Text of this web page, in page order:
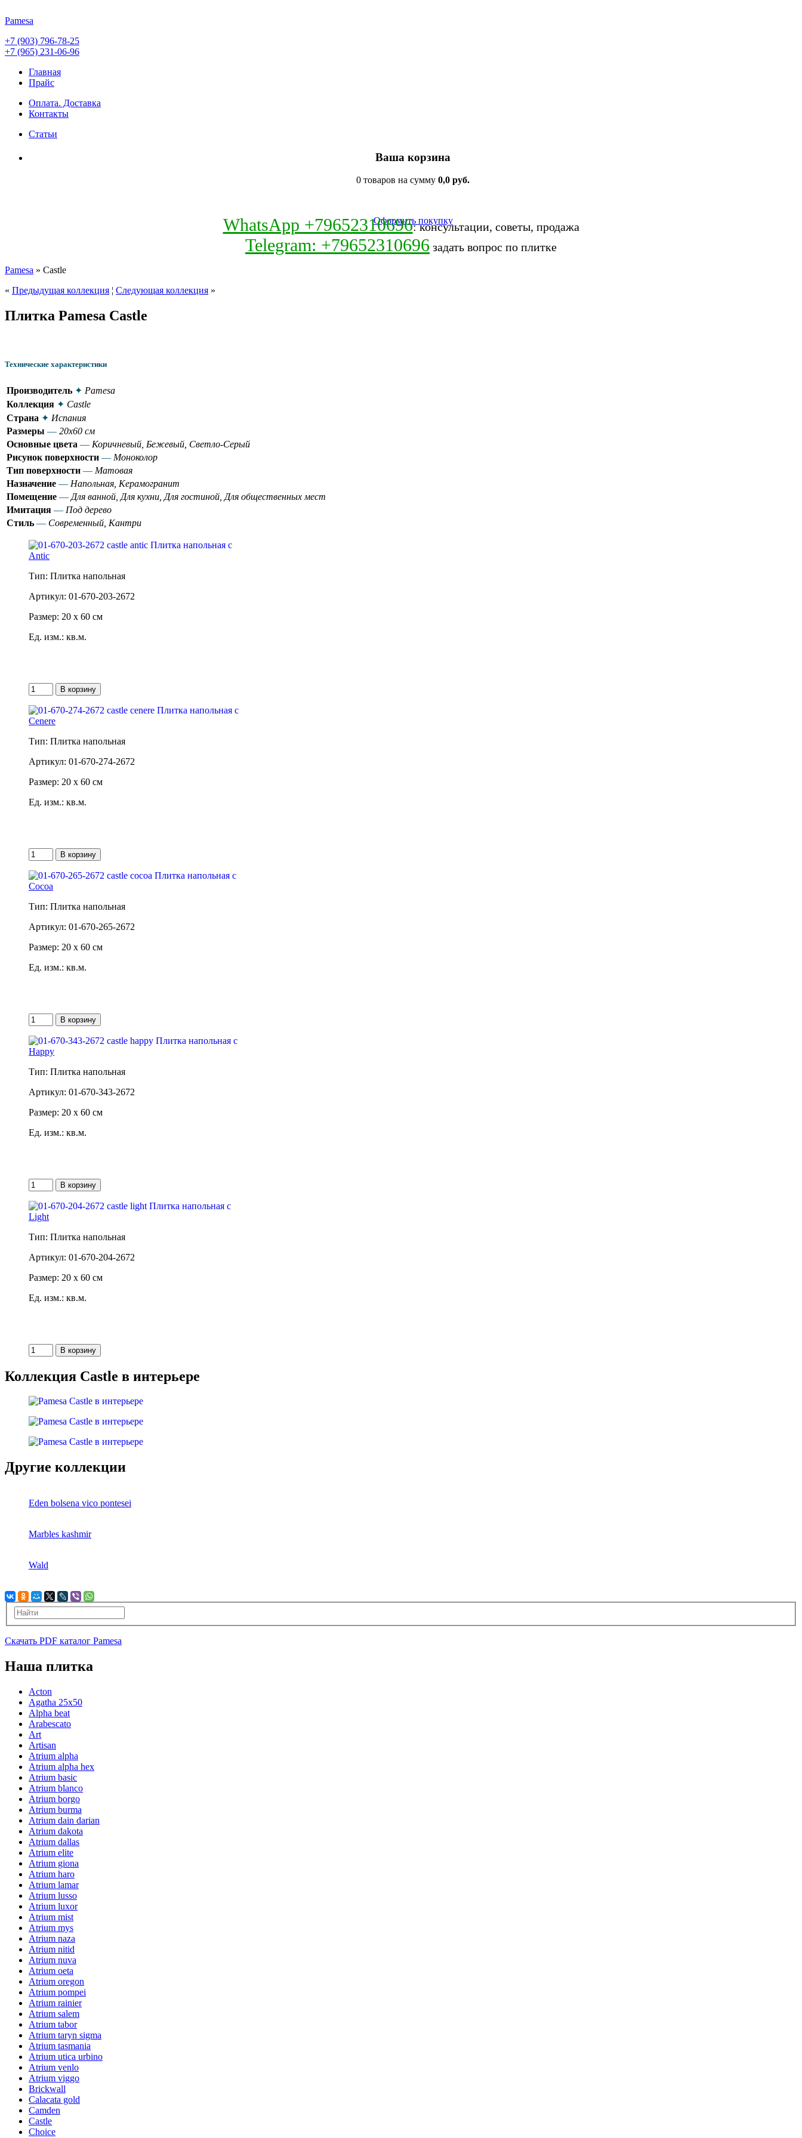
Pamesa
+7 (903) 796-78-25
+7 (965) 231-06-96
Главная
Прайс
Оплата. Доставка
Контакты
Статьи
Ваша корзина
0 товаров на сумму 0,0 руб.
Оформить покупку
WhatsApp +79652310696: консультации, советы, продажа
Telegram: +79652310696 задать вопрос по плитке
Pamesa » Castle
« Предыдущая коллекция ¦ Следующая коллекция »
Плитка Pamesa Castle
Технические характеристики
Производитель ✦ Pamesa
Коллекция ✦ Castle
Страна ✦ Испания
Размеры — 20x60 см
Основные цвета — Коричневый, Бежевый, Светло-Серый
Рисунок поверхности — Моноколор
Тип поверхности — Матовая
Назначение — Напольная, Керамогранит
Помещение — Для ванной, Для кухни, Для гостиной, Для общественных мест
Имитация — Под дерево
Стиль — Современный, Кантри
Antic
Тип: Плитка напольная
Артикул: 01-670-203-2672
Размер: 20 x 60 см
Ед. изм.: кв.м.
Cenere
Тип: Плитка напольная
Артикул: 01-670-274-2672
Размер: 20 x 60 см
Ед. изм.: кв.м.
Cocoa
Тип: Плитка напольная
Артикул: 01-670-265-2672
Размер: 20 x 60 см
Ед. изм.: кв.м.
Happy
Тип: Плитка напольная
Артикул: 01-670-343-2672
Размер: 20 x 60 см
Ед. изм.: кв.м.
Light
Тип: Плитка напольная
Артикул: 01-670-204-2672
Размер: 20 x 60 см
Ед. изм.: кв.м.
Коллекция Castle в интерьере
Другие коллекции
Eden bolsena vico pontesei
Marbles kashmir
Wald
Скачать PDF каталог Pamesa
Наша плитка
Acton
Agatha 25x50
Alpha beat
Arabescato
Art
Artisan
Atrium alpha
Atrium alpha hex
Atrium basic
Atrium blanco
Atrium borgo
Atrium burma
Atrium dain darian
Atrium dakota
Atrium dallas
Atrium elite
Atrium giona
Atrium haro
Atrium lamar
Atrium lusso
Atrium luxor
Atrium mist
Atrium mys
Atrium naza
Atrium nitid
Atrium nuva
Atrium oeta
Atrium oregon
Atrium pompei
Atrium rainier
Atrium salem
Atrium tabor
Atrium taryn sigma
Atrium tasmania
Atrium utica urbino
Atrium venlo
Atrium viggo
Brickwall
Calacata gold
Camden
Castle
Choice